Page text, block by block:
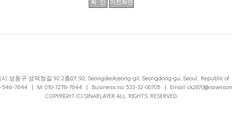
성동구 성덕정길 92 2층(2F, 92, Seongdeokjeong-gil, Seongdong-gu, Seoul, Republic of
546-7644 | M. 010-7278-7644 | Business no. 533-32-00705 | Email.
COPYRIGHT (C) SINARLAYER ALL RIGHTS RESERVED.